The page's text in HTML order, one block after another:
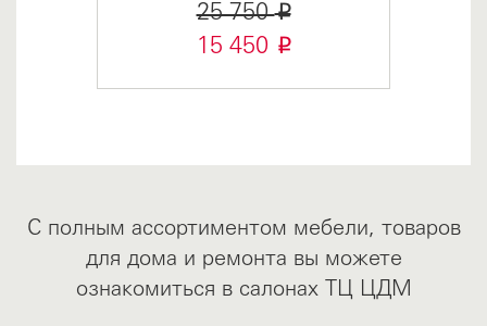
25 750i
15 450 i
С полным ассортиментом мебели, товаров
для дома и ремонта вы можете
ознакомиться в салонах ТЦ ЦДМ